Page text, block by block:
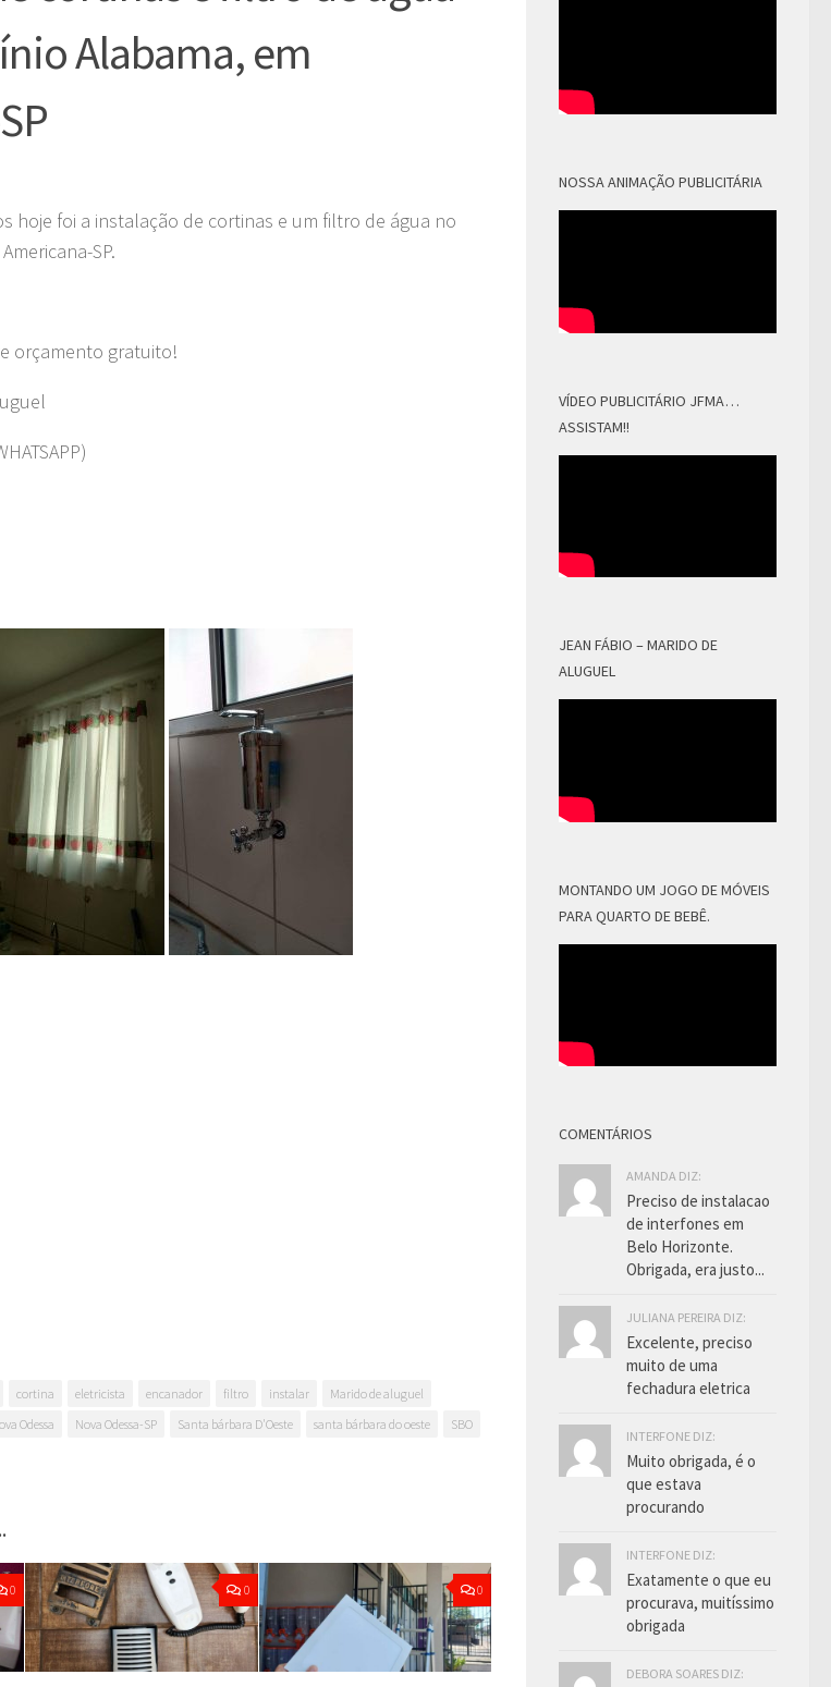
Alabama, em
hoje foi a instalação de cortinas e um filtro de água no
SP.
orçamento gratuito!
cortina eletricista encanador filtro instalar
Marido de aluguel
Odessa Nova Odessa-SP Santa bárbara D'Oeste santa bárbara do oeste
SBO
0 0 0
NOSSA ANIMAÇÃO PUBLICITÁRIA
VÍDEO PUBLICITÁRIO JFMA…
ASSISTAM!!
JEAN FÁBIO – MARIDO DE
ALUGUEL
MONTANDO UM JOGO DE MÓVEIS
PARA QUARTO DE BEBÊ.
COMENTÁRIOS
AMANDA DIZ:
Preciso de instalacao
de interfones em
Belo Horizonte.
Obrigada, era justo...
JULIANA PEREIRA DIZ:
Excelente, preciso
muito de uma
fechadura eletrica
INTERFONE DIZ:
Muito obrigada, é o
que estava
procurando
INTERFONE DIZ:
Exatamente o que eu
procurava, muitíssimo
obrigada
DEBORA SOARES DIZ: